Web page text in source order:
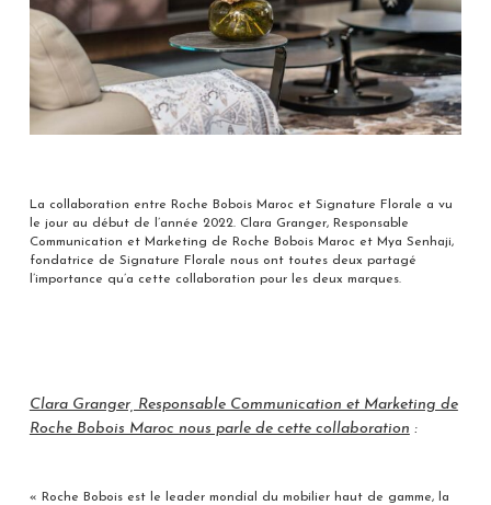
La collaboration entre Roche Bobois Maroc et Signature Florale a vu
le jour au début de l’année 2022. Clara Granger, Responsable
Communication et Marketing de Roche Bobois Maroc et Mya Senhaji,
fondatrice de Signature Florale nous ont toutes deux partagé
l’importance qu’a cette collaboration pour les deux marques.
Clara Granger, Responsable Communication et Marketing de
Roche Bobois Maroc nous parle de cette collaboration :
« Roche Bobois est le leader mondial du mobilier haut de gamme, la